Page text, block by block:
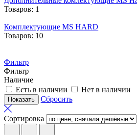
Товаров: 1
Комплектующие MS HARD
Товаров: 10
Фильтр
Фильтр
Наличие
Есть в наличии
Нет в наличии
Сбросить
Сортировка